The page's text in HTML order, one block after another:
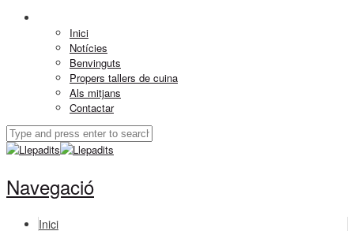
Inici
Notícies
Benvinguts
Propers tallers de cuina
Als mitjans
Contactar
Navegació
Inici